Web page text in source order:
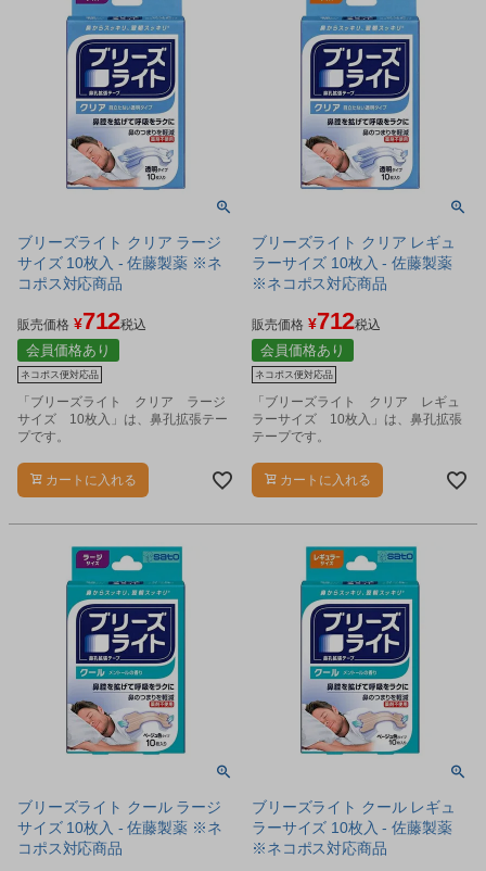
ブリーズライト クリア ラージ
サイズ 10枚入 - 佐藤製薬 ※ネ
コポス対応商品
販売価格 ¥712税込
会員価格あり
ネコポス便対応品
「ブリーズライト クリア ラージ
サイズ 10枚入」は、鼻孔拡張テー
プです。
カートに入れる
ブリーズライト クリア レギュ
ラーサイズ 10枚入 - 佐藤製薬
※ネコポス対応商品
販売価格 ¥712税込
会員価格あり
ネコポス便対応品
「ブリーズライト クリア レギュ
ラーサイズ 10枚入」は、鼻孔拡張
テープです。
カートに入れる
ブリーズライト クール ラージ
サイズ 10枚入 - 佐藤製薬 ※ネ
コポス対応商品
ブリーズライト クール レギュ
ラーサイズ 10枚入 - 佐藤製薬
※ネコポス対応商品